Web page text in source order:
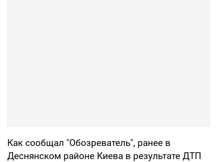
Как сообщал "Обозреватель", ранее в
Деснянском районе Киева в результате ДТП